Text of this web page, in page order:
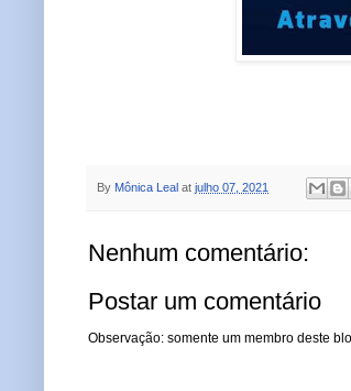
By Mônica Leal at julho 07, 2021
Nenhum comentário:
Postar um comentário
Observação: somente um membro deste